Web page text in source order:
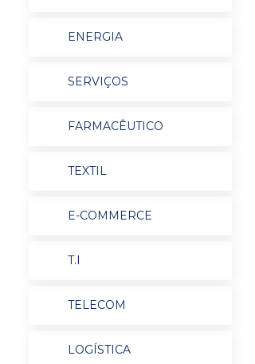
ENERGIA
SERVIÇOS
FARMACÊUTICO
TEXTIL
E-COMMERCE
T.I
TELECOM
LOGÍSTICA